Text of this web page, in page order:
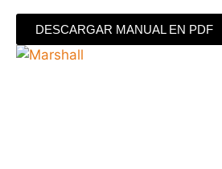
DESCARGAR MANUAL EN PDF